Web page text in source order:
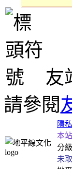
友
請參閱
隱
本
分
未